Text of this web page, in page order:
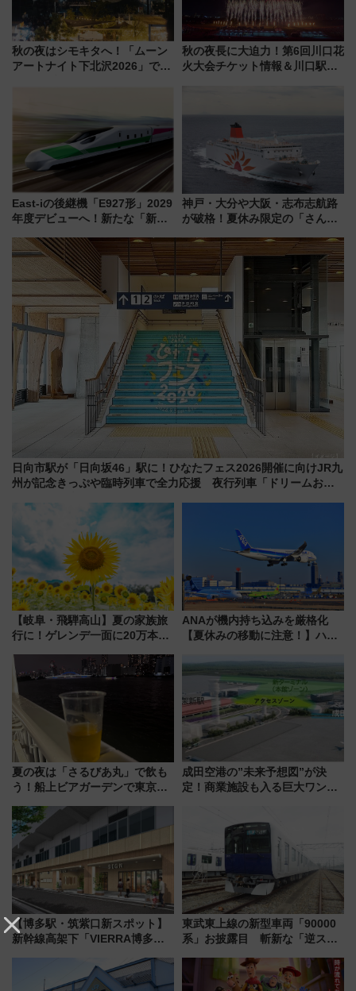
秋の夜はシモキタへ！「ムーン
アートナイト下北沢2026」でイ
秋の夜長に大迫力！第6回川口花
火大会チケット情報＆川口駅か
East-iの後継機「E927形」2029
年度デビューへ！新たな「新幹
説【JR東日本】
神戸・大分や大阪・志布志航路
が破格！夏休み限定の「さんふ
ート 夕朝食ビュッフェ付きで
快適な船旅はいかが？
日向市駅が「日向坂46」駅に！ひなたフェス2026開催に向けJR九
州が記念きっぷや臨時列車で全力応援 夜行列車「ドリームおひ
【岐阜・飛騨高山】夏の家族旅
行に！ゲレンデ一面に20万本の
アひまわり園」開園
ANAが機内持ち込みを厳格化
【夏休みの移動に注意！】ハン
「身の回り品」新サイズ制限
(40×30×20cm)おさらい
夏の夜は「さるびあ丸」で飲も
う！船上ビアガーデンで東京湾
杯……工場直送生ビールや島グ
ルメが美味い
成田空港の”未来予想図”が決
定！商業施設も入る巨大ワンタ
ぶ！ JR空港駅は2面3線化！
【博多駅・筑紫口新スポット】
新幹線高架下「VIERRA博多テ
など注目の全6店舗 「博多活憩
通り」も一新
東武東上線の新型車両「90000
系」お披露目 斬新な「逆スラ
放的な車内空間に注目、デビュ
ーは9月